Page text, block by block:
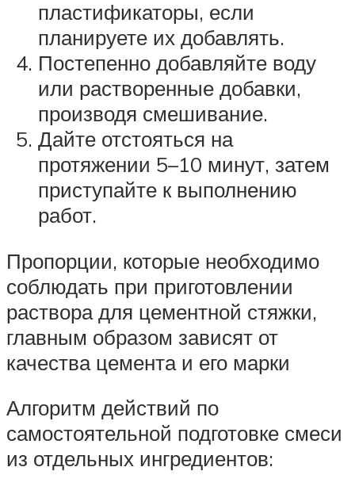
пластификаторы, если
планируете их добавлять.
Постепенно добавляйте воду
или растворенные добавки,
производя смешивание.
Дайте отстояться на
протяжении 5–10 минут, затем
приступайте к выполнению
работ.
Пропорции, которые необходимо
соблюдать при приготовлении
раствора для цементной стяжки,
главным образом зависят от
качества цемента и его марки
Алгоритм действий по
самостоятельной подготовке смеси
из отдельных ингредиентов: